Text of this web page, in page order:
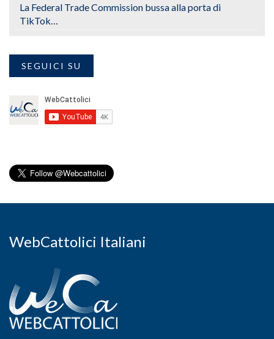
La Federal Trade Commission bussa alla porta di
TikTok…
SEGUICI SU
WebCattolici Italiani